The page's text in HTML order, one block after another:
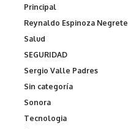
Principal
Reynaldo Espinoza Negrete
Salud
SEGURIDAD
Sergio Valle Padres
Sin categoría
Sonora
Tecnologia